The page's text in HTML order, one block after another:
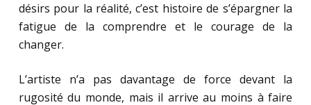
désirs pour la réalité, c’est histoire de s’épargner la
fatigue de la comprendre et le courage de la
changer.
L’artiste n’a pas davantage de force devant la
rugosité du monde, mais il arrive au moins à faire